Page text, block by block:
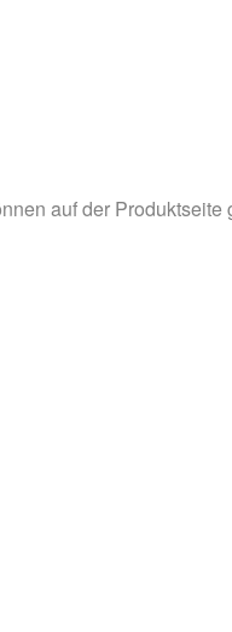
auf der Produktseite